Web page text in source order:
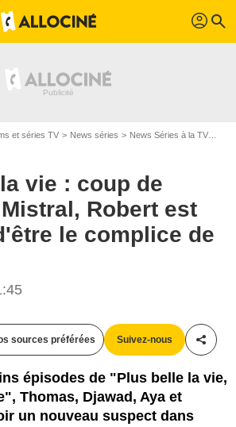
profil search
et séries TV News séries News Séries à la TV
vie : coup de
Robert est
le complice de
sources préférées Suivez-nous
épisodes de "Plus belle la vie,
Thomas, Djawad, Aya et
un nouveau suspect dans